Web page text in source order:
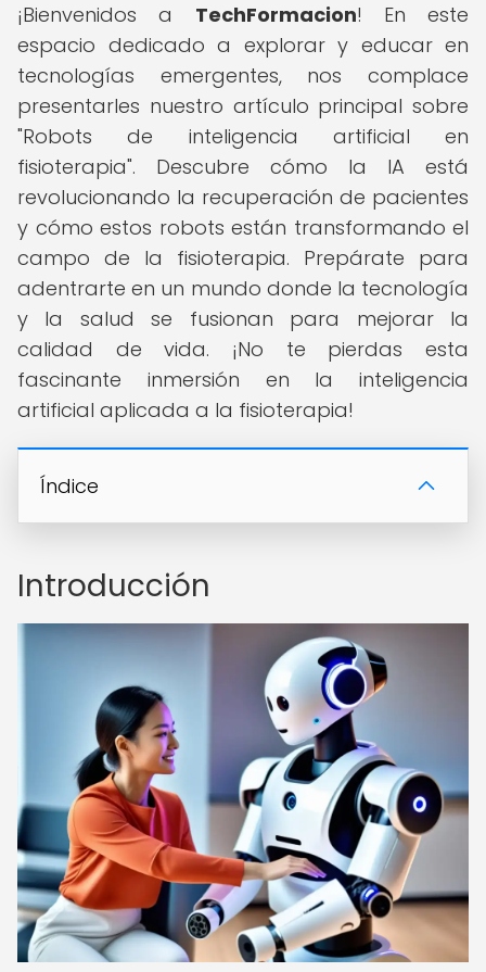
¡Bienvenidos a TechFormacion! En este
espacio dedicado a explorar y educar en
tecnologías emergentes, nos complace
presentarles nuestro artículo principal sobre
"Robots de inteligencia artificial en
fisioterapia". Descubre cómo la IA está
revolucionando la recuperación de pacientes
y cómo estos robots están transformando el
campo de la fisioterapia. Prepárate para
adentrarte en un mundo donde la tecnología
y la salud se fusionan para mejorar la
calidad de vida. ¡No te pierdas esta
fascinante inmersión en la inteligencia
artificial aplicada a la fisioterapia!
Índice
Introducción